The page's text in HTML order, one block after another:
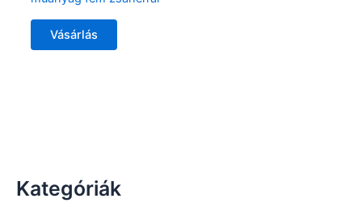
Kategóriák
Vásárlás